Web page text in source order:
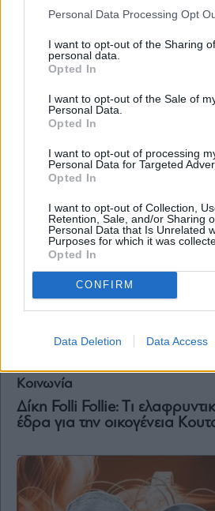
Personal Data Processing Opt
I want to opt-out of the Sharing
personal data.
Opted In
I want to opt-out of the Sale of
Personal Data.
Opted In
I want to opt-out of processing
Personal Data for Targeted
Opted In
I want to opt-out of Collection,
Retention, Sale, and/or Sharing
Personal Data that Is Unrelated
Purposes for which it was
Opted In
CONFIRM
Data Deletion Data Access
Κοινωνία
Δίκη Folli Follie: Βαριές ποινές
Κουτσολιούτσου
Κοινωνία
Δίκη Folli Follie: Tι
έδρα για την οικογένεια